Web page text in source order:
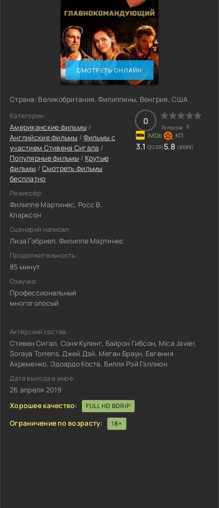
СМОТРЕТЬ ОНЛАЙН
Страна: Великобритания, Филиппины, Венгрия, США
Категории:
Американские фильмы /
Английские фильмы / Фильмы c
участием Стивена Сигала /
Популярные фильмы / Крутые
фильмы / Смотреть фильмы
бесплатно
Режиссёр:
Филиппе Мартинес, Росс В.
Кларксон
Сценарий написал:
Лиза Гэбриел, Филиппе Мартинес
Продолжительность:
85 минут
Озвучка:
Профессиональный
многоголосый
0
Голосов: 0
3.1 (2200) 5.8 (8589)
Актёрский состав:
Стивен Сигал, Соня Кулинг, Байрон Гибсон, Mica Javier,
Soraya Torrens, Джей Дэй, Меган Браун, Евгения
Ахременко, Эдоардо Коста, Билли Рэй Гэллион
Дата выхода в мире:
26 апреля 2019
Хорошее качество:
FULL HD BDRIP
Ограничение по возрасту: 18+